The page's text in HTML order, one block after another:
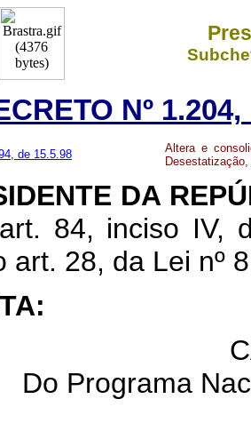
Nº
de 15.5.98
Altera e
DA
84, inciso IV,
art. 28, da Lei nº
:
Do Programa